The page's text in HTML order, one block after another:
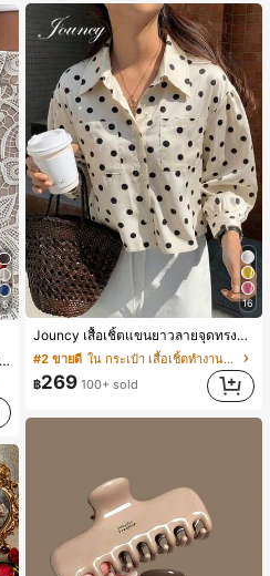
5 16
Jouncy เสื้อเชิ้ตแขนยาวลายจุดทรงหลวมสำหรับผู้หญิง
#2 ขายดี
ใน กระเป๋า เสื้อเชิ้ตทำงานมีกระเป๋า
฿269 100+ sold